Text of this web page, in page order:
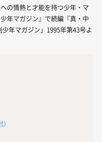
の情熱と才能を持つ少年・マ
年マガジン』で続編『真・中
年マガジン」1995年第43号よ
)